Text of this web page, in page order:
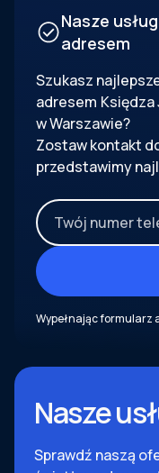
Nasze
adresem
Szukasz
adresem Księdza
w Warszawie?
Zostaw kontakt
przedstawimy
Wypełnając formularz
Nasze
Sprawdź naszą